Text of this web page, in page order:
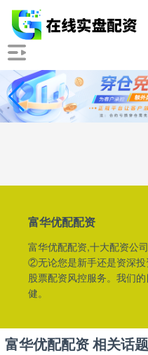
富华优配配资
富华优配配资,十大配资公
②无论您是新手还是资深
股票配资风控服务。我们
健。
富华优配配资 相关话题